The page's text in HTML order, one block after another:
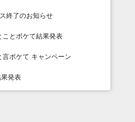
終了のお知らせ
ことボケて結果発表
ボケて キャンペーン
発表